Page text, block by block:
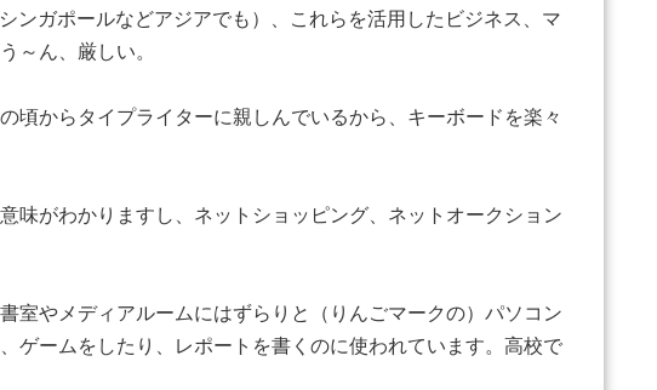
ンガポールなどアジアでも）、これらを活用したビジネス、マ
～ん、厳しい。
頃からタイプライターに親しんでいるから、キーボードを楽々
味がわかりますし、ネットショッピング、ネットオークション
室やメディアルームにはずらりと（りんごマークの）パソコン
ゲームをしたり、レポートを書くのに使われています。高校で